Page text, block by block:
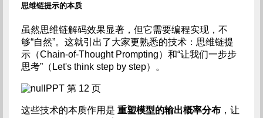
思维链提示的本质
虽然思维链解码效果显著，但它需要编程实现，不
够“自然”。这就引出了大家更熟悉的技术：思维链提
示（Chain-of-Thought Prompting）和“让我们一步步
思考”（Let's think step by step）。
PPT 第 12 页
这些技术的本质作用是 重塑模型的输出概率分布，让